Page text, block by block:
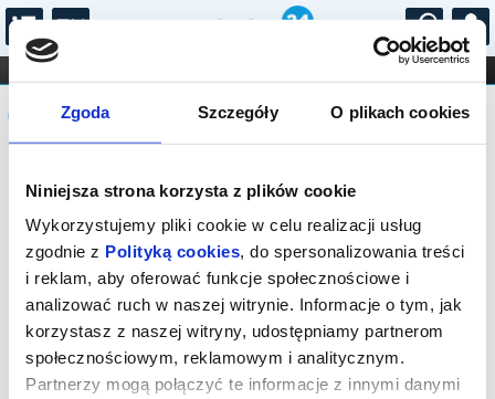
Zgoda Szczegóły O plikach cookies
Niniejsza strona korzysta z plików cookie
Wykorzystujemy pliki cookie w celu realizacji usług
zgodnie z Polityką cookies, do spersonalizowania treści
i reklam, aby oferować funkcje społecznościowe i
analizować ruch w naszej witrynie. Informacje o tym, jak
korzystasz z naszej witryny, udostępniamy partnerom
społecznościowym, reklamowym i analitycznym.
Partnerzy mogą połączyć te informacje z innymi danymi
...
FILHARMONIA OPERA I BALET
STAND-UP
DLA DZIECI
Komunikat
Sprzedaż on-line została zakończona,
sprawdź dostępność biletów w kasie.